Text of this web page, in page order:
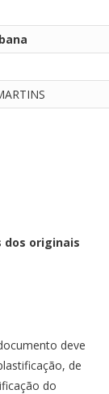
dos originais
deve
de
do